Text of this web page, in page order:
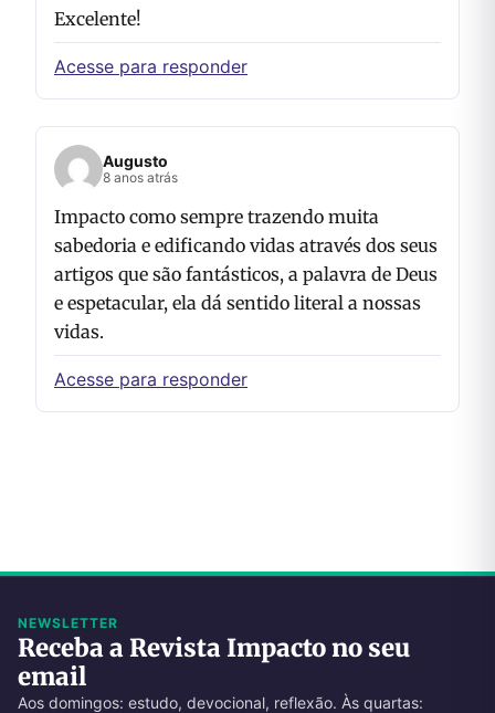
Excelente!
Acesse para responder
Augusto
8 anos atrás
Impacto como sempre trazendo muita
sabedoria e edificando vidas através dos seus
artigos que são fantásticos, a palavra de Deus
e espetacular, ela dá sentido literal a nossas
vidas.
Acesse para responder
NEWSLETTER
Receba a Revista Impacto no seu
email
Aos domingos: estudo, devocional, reflexão. Às quartas: